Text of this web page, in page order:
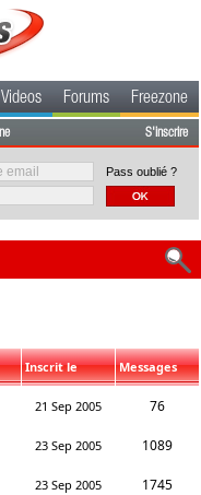
Videos Forums Freezone
S'inscrire
Pass oublié ?
Inscrit le Messages
21 Sep 2005 76
23 Sep 2005 1089
23 Sep 2005 1745